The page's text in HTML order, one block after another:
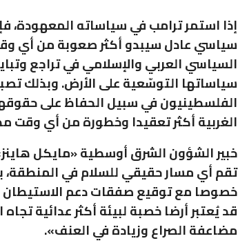
إذا استمر ترامب في سياساته المعهودة،
سياسي عادل سيبدو أكثر صعوبة من أي
السياسي العربي والإسلامي في تراجع
سياساتها التوسّعية على الأرض. وبذلك
الفلسطينيون في سبيل الحفاظ على
الغربية أكثر تعقيدا وخطورة من أي وقت
خبير الشؤون الشرق أوسطية «مايكل
تقم أي مسار حقيقي للسلام في المنطقة،
خصوصا مع توقيع صفقات دعم الاستيطان
قد يُعتبر أرضا خصبة لبيئة أكثر عدائية
مضاعفة الصراع وزيادة في العنف».